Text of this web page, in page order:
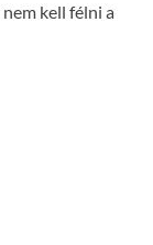
kell félni a